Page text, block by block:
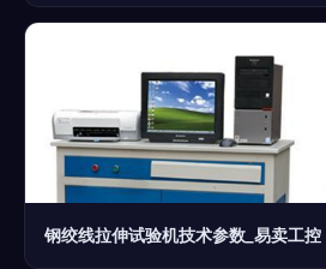
钢绞线拉伸试验机技术参数_易卖工控